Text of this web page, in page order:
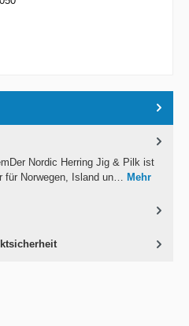
Nordic Herring Jig & Pilk ist
für Norwegen, Island un… Mehr